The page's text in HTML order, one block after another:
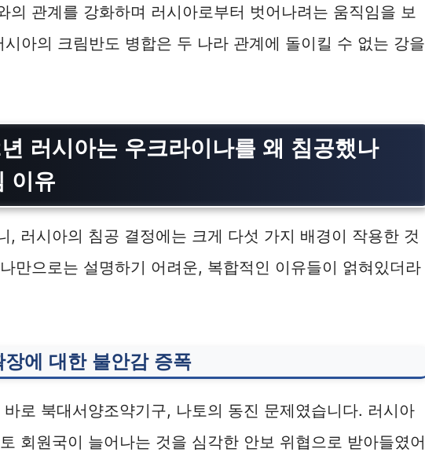
의 관계를 강화하며 러시아로부터 벗어나려는 움직임을 보
아의 크림반도 병합은 두 나라 관계에 돌이킬 수 없는 강을
러시아는 우크라이나를 왜 침공했나
이유
, 러시아의 침공 결정에는 크게 다섯 가지 배경이 작용한 것
만으로는 설명하기 어려운, 복합적인 이유들이 얽혀있더라
에 대한 불안감 증폭
로 북대서양조약기구, 나토의 동진 문제였습니다. 러시아
회원국이 늘어나는 것을 심각한 안보 위협으로 받아들였어